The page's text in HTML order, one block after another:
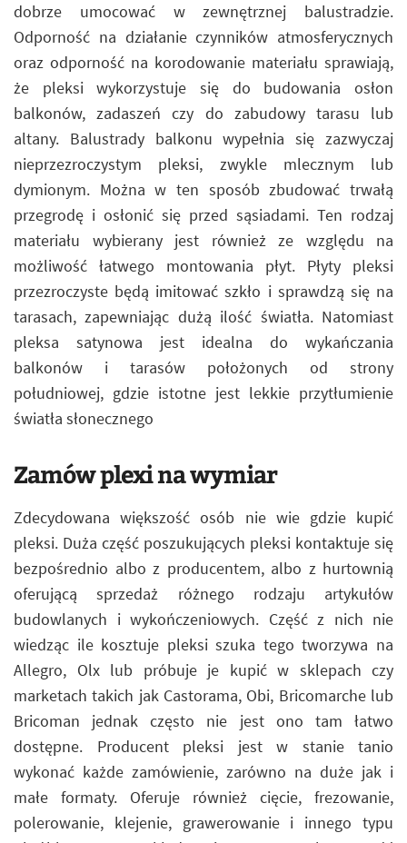
dobrze umocować w zewnętrznej balustradzie.
Odporność na działanie czynników atmosferycznych
oraz odporność na korodowanie materiału sprawiają,
że pleksi wykorzystuje się do budowania osłon
balkonów, zadaszeń czy do zabudowy tarasu lub
altany. Balustrady balkonu wypełnia się zazwyczaj
nieprzezroczystym pleksi, zwykle mlecznym lub
dymionym. Można w ten sposób zbudować trwałą
przegrodę i osłonić się przed sąsiadami. Ten rodzaj
materiału wybierany jest również ze względu na
możliwość łatwego montowania płyt. Płyty pleksi
przezroczyste będą imitować szkło i sprawdzą się na
tarasach, zapewniając dużą ilość światła. Natomiast
pleksa satynowa jest idealna do wykańczania
balkonów i tarasów położonych od strony
południowej, gdzie istotne jest lekkie przytłumienie
światła słonecznego
Zamów plexi na wymiar
Zdecydowana większość osób nie wie gdzie kupić
pleksi. Duża część poszukujących pleksi kontaktuje się
bezpośrednio albo z producentem, albo z hurtownią
oferującą sprzedaż różnego rodzaju artykułów
budowlanych i wykończeniowych. Część z nich nie
wiedząc ile kosztuje pleksi szuka tego tworzywa na
Allegro, Olx lub próbuje je kupić w sklepach czy
marketach takich jak Castorama, Obi, Bricomarche lub
Bricoman jednak często nie jest ono tam łatwo
dostępne. Producent pleksi jest w stanie tanio
wykonać każde zamówienie, zarówno na duże jak i
małe formaty. Oferuje również cięcie, frezowanie,
polerowanie, klejenie, grawerowanie i innego typu